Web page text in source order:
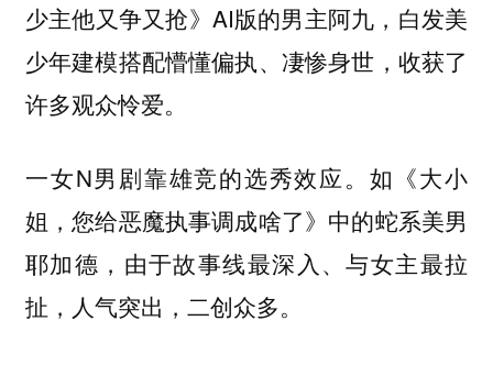
少主他又争又抢》AI版的男主阿九，白发美
少年建模搭配懵懂偏执、凄惨身世，收获了
许多观众怜爱。
一女N男剧靠雄竞的选秀效应。如《大小
姐，您给恶魔执事调成啥了》中的蛇系美男
耶加德，由于故事线最深入、与女主最拉
扯，人气突出，二创众多。